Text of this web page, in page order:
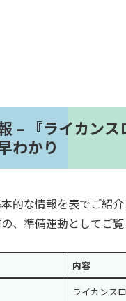
– 『ライカンス
わかり
的な情報を表でご紹
、準備運動としてご覧
内容
ライカンス